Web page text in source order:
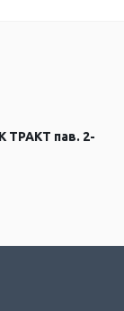
ТРАКТ пав. 2-